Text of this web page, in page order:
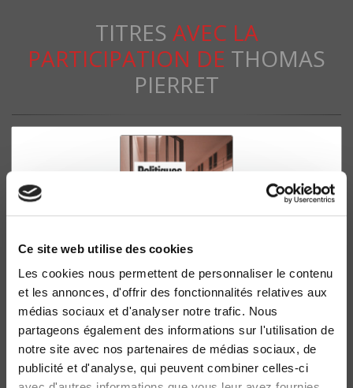
Ce site web utilise des cookies
Les cookies nous permettent de personnaliser le contenu
et les annonces, d'offrir des fonctionnalités relatives aux
médias sociaux et d'analyser notre trafic. Nous
partageons également des informations sur l'utilisation de
notre site avec nos partenaires de médias sociaux, de
publicité et d'analyse, qui peuvent combiner celles-ci
TITRES AVEC LA
PARTICIPATION DE THOMAS
PIERRET
Politiques de lutte contre la radicalisation
Juliette Galonnier, Stéphane Lacroix